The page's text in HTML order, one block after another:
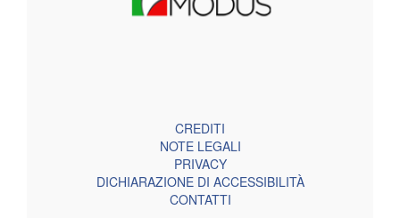
CREDITI
NOTE LEGALI
PRIVACY
DICHIARAZIONE DI ACCESSIBILITÀ
CONTATTI